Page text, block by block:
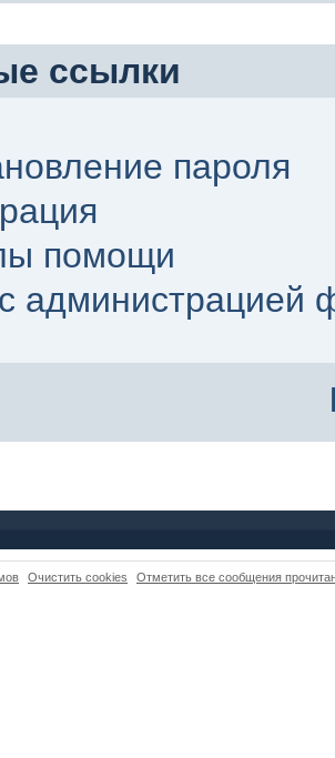
ссылки
пароля
помощи
администрацией
Очистить cookies Отметить все сообщения